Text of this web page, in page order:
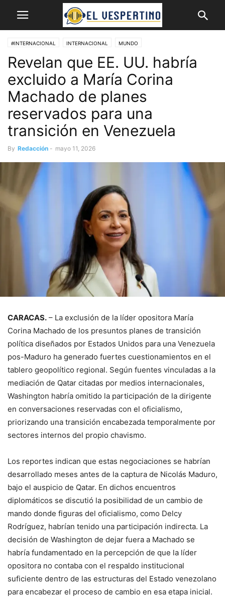
#INTERNACIONAL INTERNACIONAL MUNDO
Revelan que EE. UU. habría
excluido a María Corina
Machado de planes
reservados para una
transición en Venezuela
By Redacción - mayo 11, 2026
CARACAS. – La exclusión de la líder opositora María
Corina Machado de los presuntos planes de transición
política diseñados por Estados Unidos para una Venezuela
pos-Maduro ha generado fuertes cuestionamientos en el
tablero geopolítico regional. Según fuentes vinculadas a la
mediación de Qatar citadas por medios internacionales,
Washington habría omitido la participación de la dirigente
en conversaciones reservadas con el oficialismo,
priorizando una transición encabezada temporalmente por
sectores internos del propio chavismo.
Los reportes indican que estas negociaciones se habrían
desarrollado meses antes de la captura de Nicolás Maduro,
bajo el auspicio de Qatar. En dichos encuentros
diplomáticos se discutió la posibilidad de un cambio de
mando donde figuras del oficialismo, como Delcy
Rodríguez, habrían tenido una participación indirecta. La
decisión de Washington de dejar fuera a Machado se
habría fundamentado en la percepción de que la líder
opositora no contaba con el respaldo institucional
suficiente dentro de las estructuras del Estado venezolano
para encabezar el proceso de cambio en esa etapa inicial.